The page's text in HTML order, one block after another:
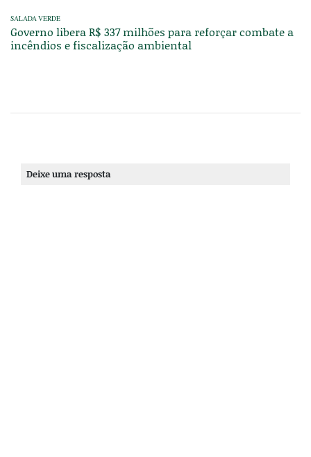
SALADA VERDE
Governo libera R$ 337 milhões para reforçar combate a
incêndios e fiscalização ambiental
Deixe uma resposta